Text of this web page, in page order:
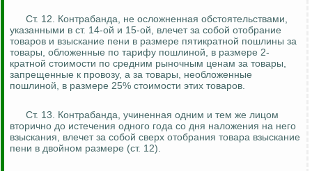
Ст. 12. Контрабанда, не осложненная обстоятельствами,
указанными в ст. 14-ой и 15-ой, влечет за собой отобрание
товаров и взыскание пени в размере пятикратной пошлины за
товары, обложенные по тарифу пошлиной, в размере 2-
кратной стоимости по средним рыночным ценам за товары,
запрещенные к провозу, а за товары, необложенные
пошлиной, в размере 25% стоимости этих товаров.
Ст. 13. Контрабанда, учиненная одним и тем же лицом
вторично до истечения одного года со дня наложения на него
взыскания, влечет за собой сверх отобрания товара взыскание
пени в двойном размере (ст. 12).